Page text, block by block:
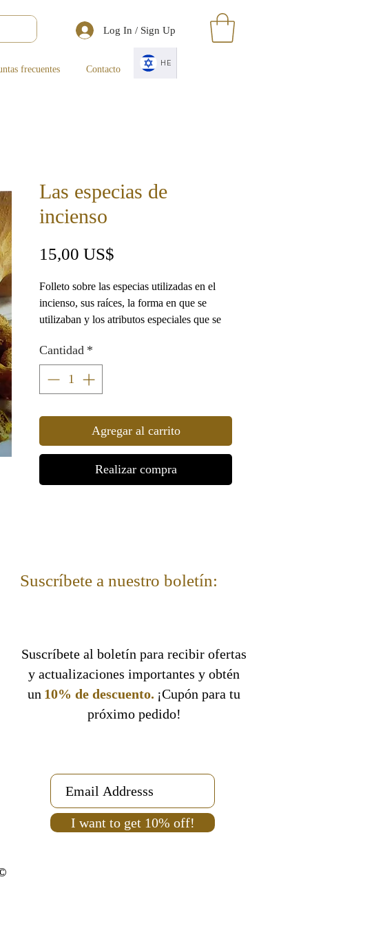
Log In / Sign Up
frecuentes Contacto
HE
Las especias de
incienso
15,00 US$
Folleto sobre las especias utilizadas en el
incienso, sus raíces, la forma en que se
utilizaban y los atributos especiales que se
exquisitas imágenes incluidas, para tener
una idea de las especias tal como las
conocemos hoy.
Cantidad *
Agregar al carrito
Realizar compra
Suscríbete a nuestro boletín:
Suscríbete al boletín para recibir ofertas
y actualizaciones importantes y obtén
un 10% de descuento. ¡Cupón para tu
próximo pedido!
I want to get 10% off!